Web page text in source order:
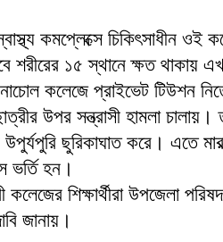
কমপ্লেক্সে চিকিৎসাধীন ওই
১৫ স্থানে ক্ষত থাকায়
কলেজে প্রাইভেট টিউশন
উপর সন্ত্রাসী হামলা চালায়।
উপুর্যপুরি ছুরিকাঘাত করে। এতে
ভর্তি হন।
শিক্ষার্থীরা উপজেলা
জানায়।